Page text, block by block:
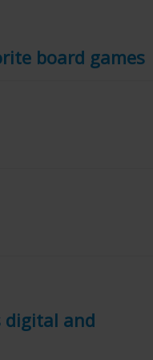
board games
digital and